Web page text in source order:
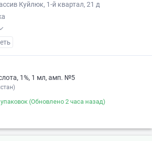
Куйлюк, 1-й квартал, 21 д
XX-XX
1%, 1 мл, амп. №5
(Обновлено 2 часа назад)